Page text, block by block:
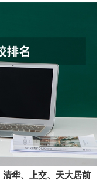
华、上交、天大居前